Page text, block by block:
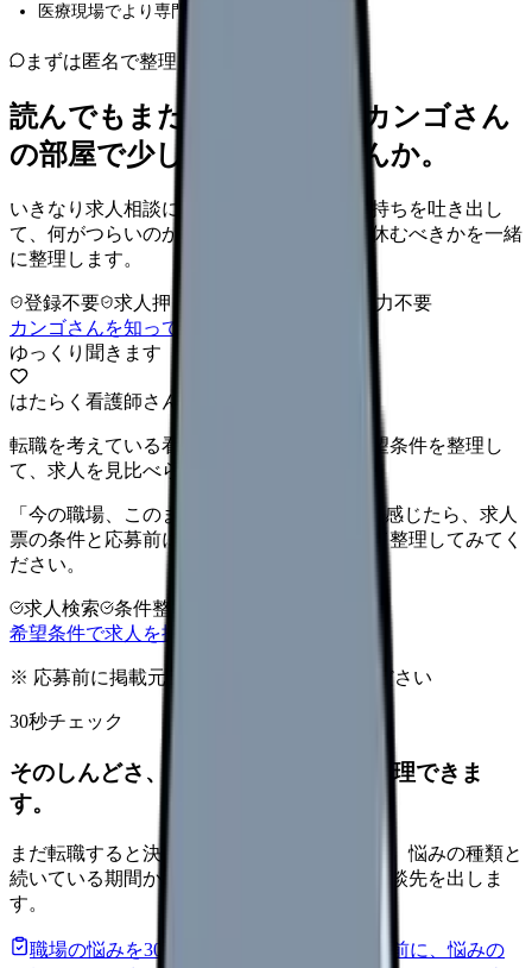
医療現場でより専門的な役割を担いたい方
まずは匿名で整理
読んでもまだ苦しいなら、カンゴさん
の部屋で少し話してみませんか。
いきなり求人相談には進みません。今の気持ちを吐き出し
て、何がつらいのか、辞めるべきか、少し休むべきかを一緒
に整理します。
登録不要 求人押し売りなし
病院名は入力不要
カンゴさんを知ってから相談する
ゆっくり聞きます
はたらく看護師さん 求人
転職を考えている看護師さんへ。まずは希望条件を整理し
て、求人を見比べられます。
「今の職場、このままでいいのかな...」そう感じたら、求人
票の条件と応募前に確認したい不安を分けて整理してみてく
ださい。
求人検索 条件整理
希望条件で求人を探す
※ 応募前に掲載元の最新情報を確認してください
30秒チェック
そのしんどさ、転職すべきサインか整理できま
す。
まだ転職すると決めていなくても大丈夫です。悩みの種類と
続いている期間から、次に見るべき記事と相談先を出しま
す。
職場の悩みを30秒で診断
辞めるべきか迷う前に、悩みの